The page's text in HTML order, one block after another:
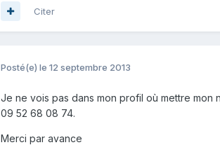
Citer
Posté(e) le 12 septembre 2013
Je ne vois pas dans mon profil où mettre
09 52 68 08 74.
Merci par avance